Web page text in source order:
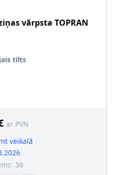
vārpsta TOPRAN
tilts
ar PVN
veikalā
38